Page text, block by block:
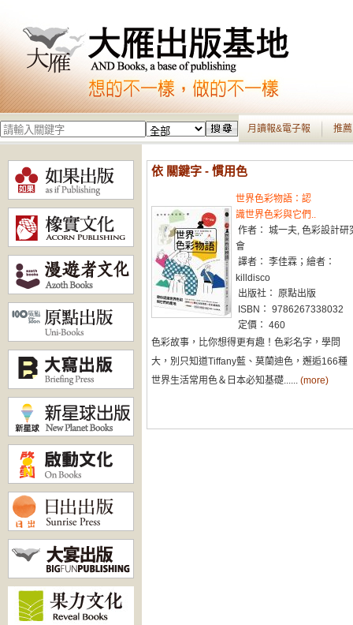
月讀報&電子報 推
依 關鍵字 - 慣用色
世界色彩物語：認
識世界色彩與它們..
作者： 城一夫, 色彩設計研
會
譯者： 李佳霖；繪者：
killdisco
出版社： 原點出版
ISBN： 9786267338032
定價： 460
色彩故事，比你想得更有趣！色彩名字，學問
大，別只知道Tiffany藍、莫蘭迪色，邂逅166種
世界生活常用色＆日本必知基礎...... (more)